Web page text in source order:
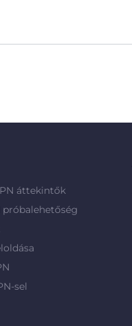
áttekintők
próbalehetőség
sel